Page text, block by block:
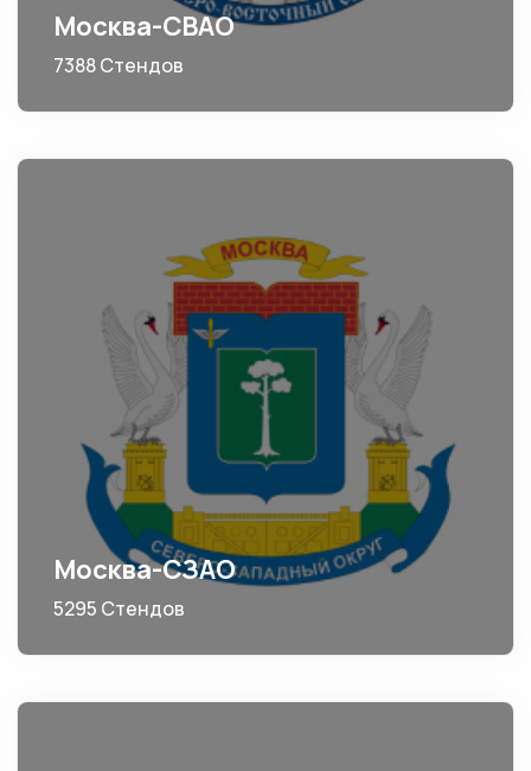
Москва-СВАО
7388 Стендов
Москва-СЗАО
5295 Стендов